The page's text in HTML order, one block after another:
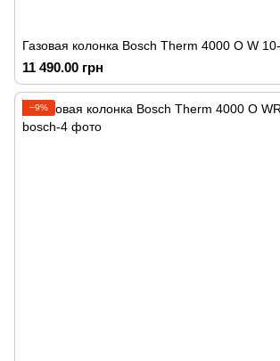
Газовая колонка Bosch Therm 4000 O W
11 490.00 грн
−9%